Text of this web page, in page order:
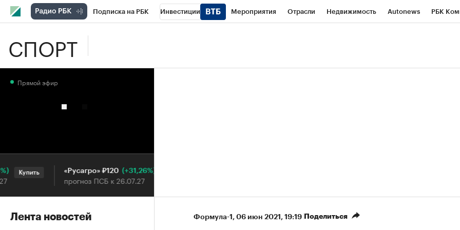
Подписка на РБК Инвестиции Мероприятия Отрасли Недвижимость Autonews РБК
СПОРТ
Формула-1 ⁠, 06 июн 2021, 19:19 Поделиться
Прямой эфир
Купить «Русагро» ₽120 (+31,26%)
прогноз ПСБ к 26.07.27
Купить
Лента новостей